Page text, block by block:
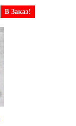
В Заказ!